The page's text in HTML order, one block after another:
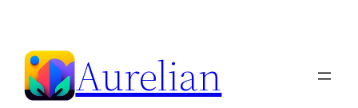
content
Aurelian